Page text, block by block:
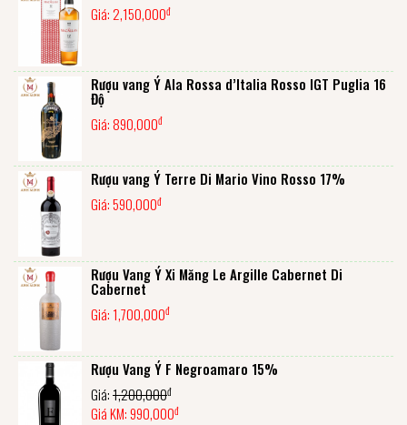
Giá: 2,150,000đ
Rượu vang Ý Ala Rossa d’Italia Rosso IGT Puglia 16
Độ
Giá:890,000đ
Rượu vang Ý Terre Di Mario Vino Rosso 17%
Giá:590,000đ
Rượu Vang Ý Xi Măng Le Argille Cabernet Di
Cabernet
Giá: 1,700,000đ
Rượu Vang Ý F Negroamaro 15%
Giá:1,200,000đ
Giá KM:990,000đ